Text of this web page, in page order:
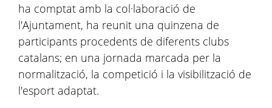
ha comptat amb la col·laboració de
l'Ajuntament, ha reunit una quinzena de
participants procedents de diferents clubs
catalans; en una jornada marcada per la
normalització, la competició i la visibilització de
l'esport adaptat.